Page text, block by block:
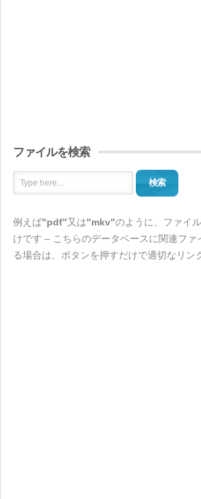
ファイルを検索
検索
例えば"pdf"又は"mkv"のように、ファイ
けです – こちらのデータベースに関連ファ
る場合は、ボタンを押すだけで適切なリン